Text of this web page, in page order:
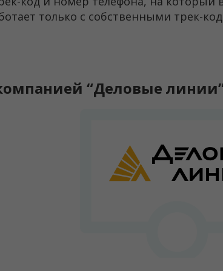
только с собственными трек-
“Деловые